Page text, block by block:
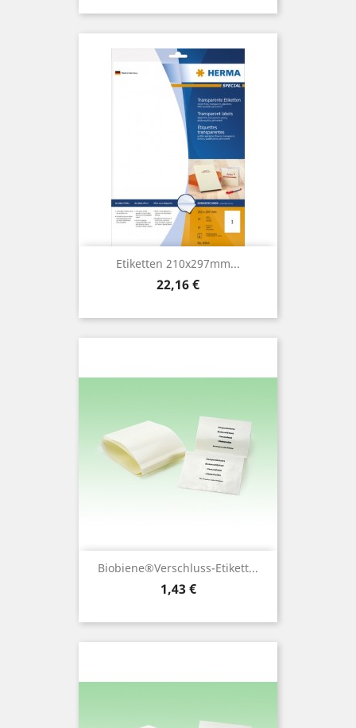
Etiketten 210x297mm...
Preis
22,16 €
Biobiene®Verschluss-Etikett...
Preis
1,43 €